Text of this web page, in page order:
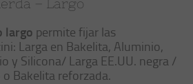
– Largo
largo permite fijar las
Larga en Bakelita, Aluminio,
y Silicona/ Larga EE.UU. negra /
Bakelita reforzada.